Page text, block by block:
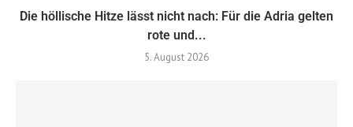
Die höllische Hitze lässt nicht nach: Für die Adria gelten
rote und...
5. August 2026